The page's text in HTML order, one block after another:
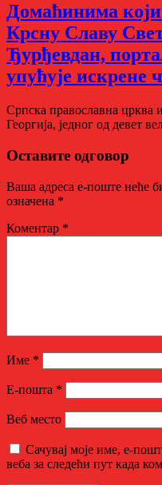
Домаћинима
Крсну Славу
Ђурђевдан,
упућује искрене
Српска православна црква
Георгија, једног од девет
Оставите одговор
Ваша адреса е-поште неће
означена *
Коментар *
Име *
Е-пошта *
Веб место
Сачувај моје име, е-
веба за следећи пут када